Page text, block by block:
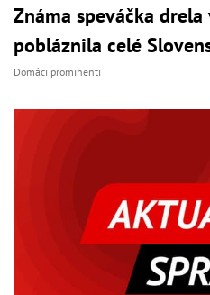
Známa speváčka
pobláznila celé
Domáci prominenti